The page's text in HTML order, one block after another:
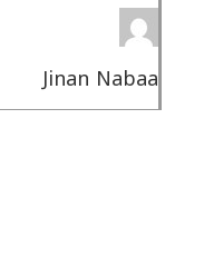
Jinan Nabaa